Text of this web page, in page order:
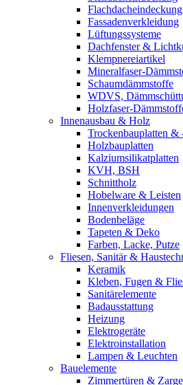
Flachdacheindeckung
Fassadenverkleidung
Lüftungssysteme
Dachfenster &
Klempnereiartikel
Mineralfaser-
Schaumdämmstoffe
WDVS,
Holzfaser-
Innenausbau & Holz
Trockenbauplatten &
Holzbauplatten
Kalziumsilikatplatten
KVH, BSH
Schnittholz
Hobelware & Leisten
Innenverkleidungen
Bodenbeläge
Tapeten & Deko
Farben, Lacke, Putze
Fliesen, Sanitär &
Keramik
Kleben, Fugen &
Sanitärelemente
Badausstattung
Heizung
Elektrogeräte
Elektroinstallation
Lampen & Leuchten
Bauelemente
Zimmertüren &